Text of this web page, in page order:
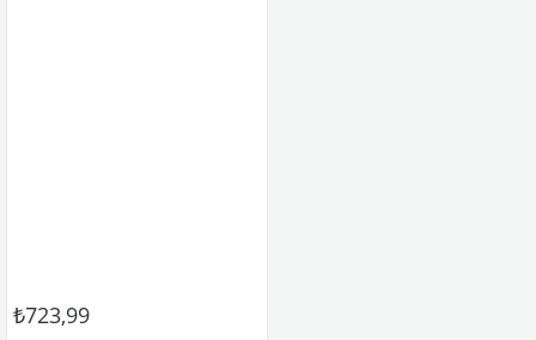
₺723,99